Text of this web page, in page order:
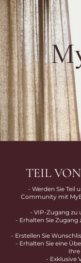
TEIL
- Werden Sie Teil
Community mit
- VIP-Zugang zu
- Erhalten Sie Zugang
- Erstellen Sie
- Erhalten Sie eine
- Exklusive